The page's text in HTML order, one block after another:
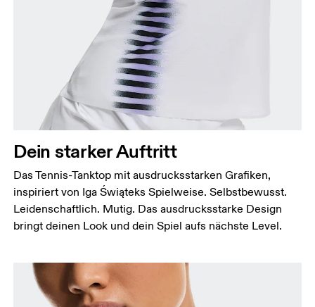
Dein starker Auftritt
Das Tennis-Tanktop mit ausdrucksstarken Grafiken,
inspiriert von Iga Świąteks Spielweise. Selbstbewusst.
Leidenschaftlich. Mutig. Das ausdrucksstarke Design
bringt deinen Look und dein Spiel aufs nächste Level.